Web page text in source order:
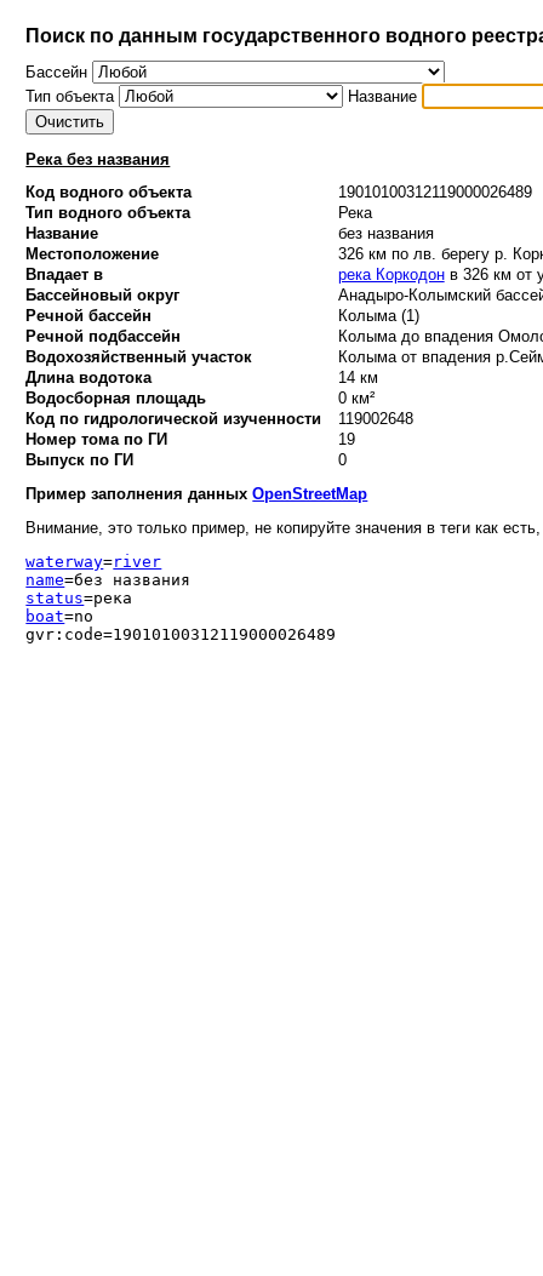
Поиск по данным государственного водного
Бассейн
Тип объекта
Название
Река без названия
Код водного объекта
19010100312119000026489
Тип водного объекта
Река
Название
без названия
Местоположение
326 км по лв. берегу р.
Впадает в
река Коркодонв 326 км от
Бассейновый округ
Анадыро-Колымский
Речной бассейн
Колыма (1)
Речной подбассейн
Колыма до впадения
Водохозяйственный участок
Колыма от впадения
Длина водотока
14 км
Водосборная площадь
0 км²
Код по гидрологической изученности
119002648
Номер тома по ГИ
19
Выпуск по ГИ
0
Пример заполнения данныхOpenStreetMap
Внимание, это только пример, не копируйте значения в теги как
waterway=river
name=без названия
status=река
boat=no
gvr:code=19010100312119000026489